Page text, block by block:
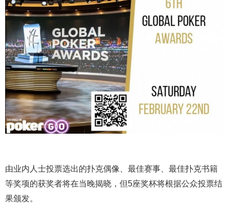
由业内人士投票选出的扑克偶像、最佳赛事、最佳扑克书籍
等奖项的获奖者将在当晚揭晓，但5座奖杯将根据公众投票结
果颁发。